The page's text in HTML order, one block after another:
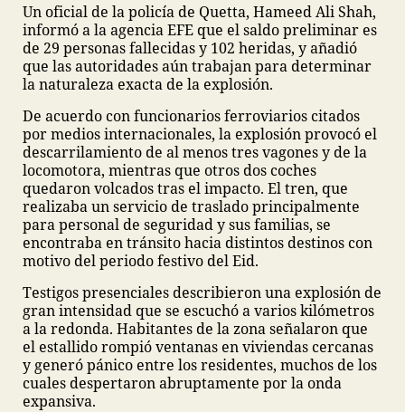
Un oficial de la policía de Quetta, Hameed Ali Shah,
informó a la agencia EFE que el saldo preliminar es
de 29 personas fallecidas y 102 heridas, y añadió
que las autoridades aún trabajan para determinar
la naturaleza exacta de la explosión.
De acuerdo con funcionarios ferroviarios citados
por medios internacionales, la explosión provocó el
descarrilamiento de al menos tres vagones y de la
locomotora, mientras que otros dos coches
quedaron volcados tras el impacto. El tren, que
realizaba un servicio de traslado principalmente
para personal de seguridad y sus familias, se
encontraba en tránsito hacia distintos destinos con
motivo del periodo festivo del Eid.
Testigos presenciales describieron una explosión de
gran intensidad que se escuchó a varios kilómetros
a la redonda. Habitantes de la zona señalaron que
el estallido rompió ventanas en viviendas cercanas
y generó pánico entre los residentes, muchos de los
cuales despertaron abruptamente por la onda
expansiva.